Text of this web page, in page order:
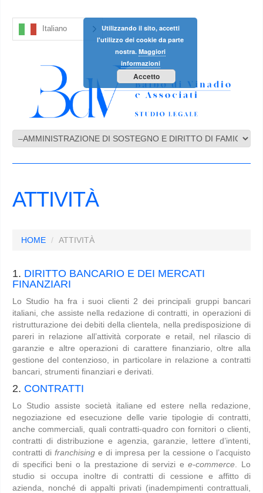
Italiano
ATTIVITÀ
HOME ATTIVITÀ
1. DIRITTO BANCARIO E DEI MERCATI
FINANZIARI
Lo Studio ha fra i suoi clienti 2 dei principali gruppi bancari
italiani, che assiste nella redazione di contratti, in operazioni di
ristrutturazione dei debiti della clientela, nella predisposizione di
pareri in relazione all’attività corporate e retail, nel rilascio di
garanzie e altre operazioni di carattere finanziario, oltre alla
gestione del contenzioso, in particolare in relazione a contratti
bancari, strumenti finanziari e derivati.
2. CONTRATTI
Lo Studio assiste società italiane ed estere nella redazione,
negoziazione ed esecuzione delle varie tipologie di contratti,
anche commerciali, quali contratti-quadro con fornitori o clienti,
contratti di distribuzione e agenzia, garanzie, lettere d’intenti,
contratti di franchising e di impresa per la cessione o l’acquisto
di specifici beni o la prestazione di servizi e e-commerce . Lo
studio si occupa inoltre di contratti di cessione e affitto di
azienda, nonché di appalti privati (inadempimenti contrattuali,
Utilizzando il sito, accetti
l'utilizzo dei cookie da parte
nostra. Maggiori
informazioni
Accetto